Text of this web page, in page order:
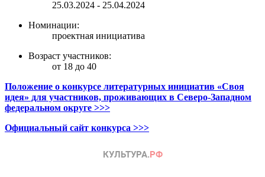
25.03.2024 - 25.04.2024
Номинации:
проектная инициатива
Возраст участников:
от 18 до 40
Положение о конкурсе литературных инициатив «Своя
идея» для участников, проживающих в Северо-Западном
федеральном округе >>>
Официальный сайт конкурса >>>